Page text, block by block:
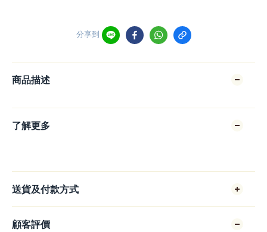
分享到
商品描述
了解更多
送貨及付款方式
顧客評價